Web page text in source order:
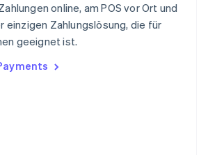
online, am POS vor Ort und
einzigen Zahlungslösung, die für
geeignet ist.